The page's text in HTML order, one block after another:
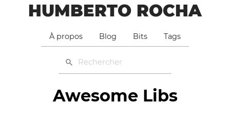
HUMBERTO ROCHA
À propos Blog Bits Tags
Awesome Libs